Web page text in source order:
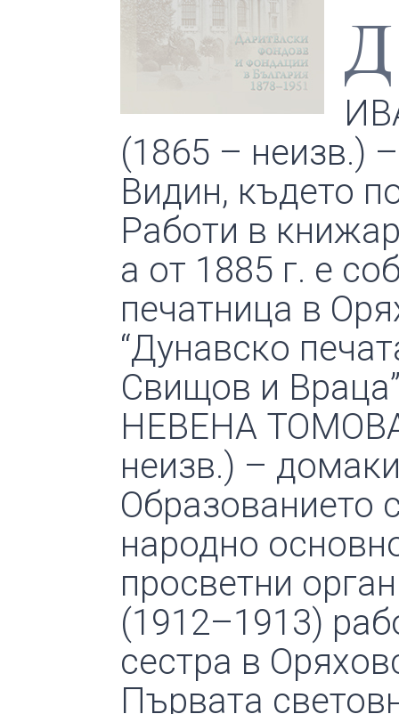
Д
(1865 – неизв.)
Видин, където
Работи в
а от 1885 г. е
печатница в
“Дунавско
Свищов и
НЕВЕНА
неизв.) –
Образованието
народно
просветни
(1912–1913)
сестра в
Първата